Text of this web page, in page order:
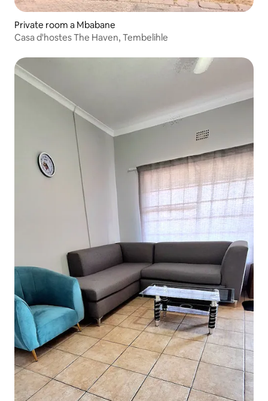
Private room a Mbabane
Casa d'hostes The Haven, Tembelihle